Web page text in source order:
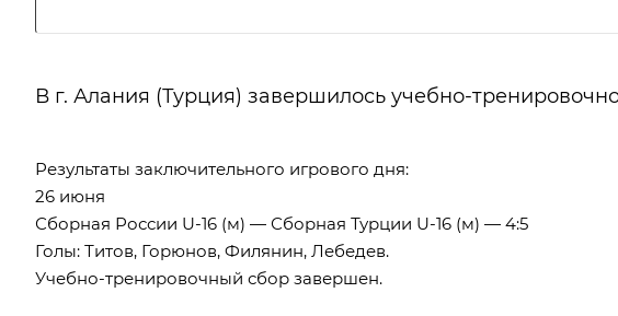
В г. Алания (Турция) завершилось учебно-
Результаты заключительного игрового дня:
26 июня
Сборная России U-16 (м) — Сборная Турции U-16 (м) — 4:5
Голы: Титов, Горюнов, Филянин, Лебедев.
Учебно-тренировочный сбор завершен.